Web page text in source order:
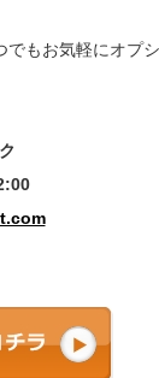
もお気軽にオプ